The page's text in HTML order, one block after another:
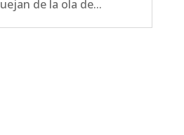
de la ola de...